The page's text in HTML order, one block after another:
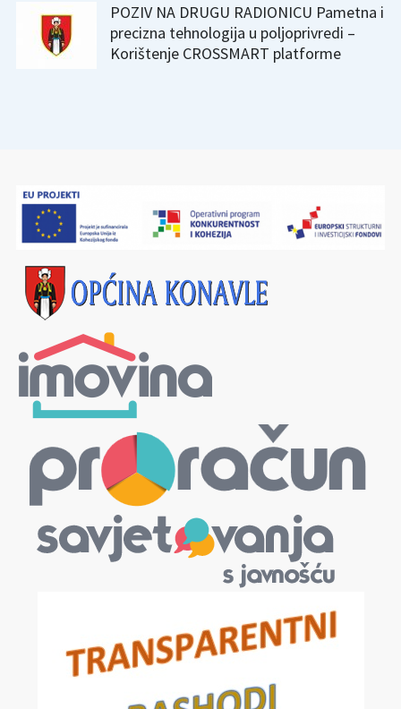
POZIV NA DRUGU RADIONICU Pametna i
precizna tehnologija u poljoprivredi –
Korištenje CROSSMART platforme